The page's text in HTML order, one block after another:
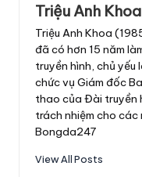
Triệu Anh Khoa
Triệu Anh Khoa
đã có hơn 15 năm
truyền hình, chủ
chức vụ Giám đốc
thao của Đài truyền
trách nhiệm cho
Bongda247
View All Posts